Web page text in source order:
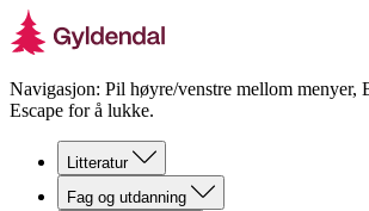
Navigasjon: Pil høyre/venstre mellom menyer,
Escape for å lukke.
Litteratur
Fag og utdanning